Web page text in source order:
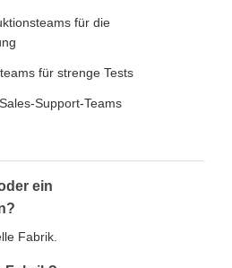
für die
für strenge Tests
Support-Teams
ein
Fabrik.